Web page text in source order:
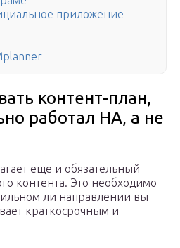
приложение
контент-план,
работал НА, а не
еще и обязательный
контента. Это необходимо
ли направлении вы
краткосрочным и